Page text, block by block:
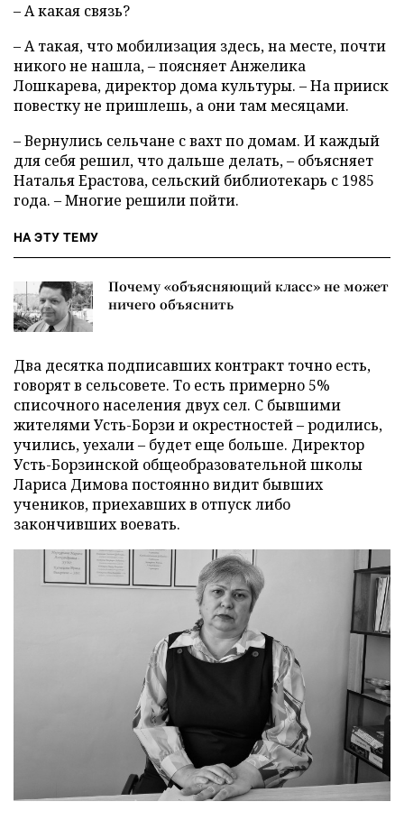
– А какая связь?
– А такая, что мобилизация здесь, на месте, почти
никого не нашла, – поясняет Анжелика
Лошкарева, директор дома культуры. – На прииск
повестку не пришлешь, а они там месяцами.
– Вернулись сельчане с вахт по домам. И каждый
для себя решил, что дальше делать, – объясняет
Наталья Ерастова, сельский библиотекарь с 1985
года. – Многие решили пойти.
НА ЭТУ ТЕМУ
Почему «объясняющий класс» не может
ничего объяснить
Два десятка подписавших контракт точно есть,
говорят в сельсовете. То есть примерно 5%
списочного населения двух сел. С бывшими
жителями Усть-Борзи и окрестностей – родились,
учились, уехали – будет еще больше. Директор
Усть-Борзинской общеобразовательной школы
Лариса Димова постоянно видит бывших
учеников, приехавших в отпуск либо
закончивших воевать.